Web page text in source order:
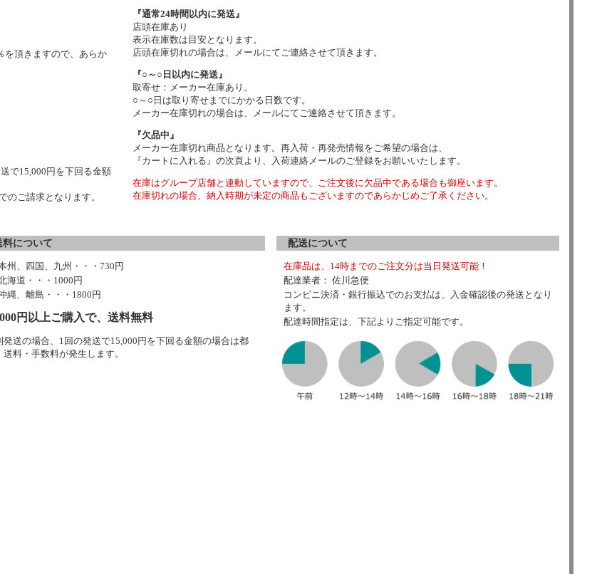
を頂きますので、あらか
で15,000円を下回る金額
のご請求となります。
『通常24時間以内に発送』
店頭在庫あり
表示在庫数は目安となります。
店頭在庫切れの場合は、メールにてご連絡させて頂きます。
『○～○日以内に発送』
取寄せ：メーカー在庫あり。
○～○日は取り寄せまでにかかる日数です。
メーカー在庫切れの場合は、メールにてご連絡させて頂きます。
『欠品中』
メーカー在庫切れ商品となります。再入荷・再発売情報をご希望の場合は、
『カートに入れる』の次頁より、入荷連絡メールのご登録をお願いいたします。
在庫はグループ店舗と連動していますので、ご注文後に欠品中である場合も御座います。
在庫切れの場合、納入時期が未定の商品もございますのであらかじめご了承ください。
料について
州、四国、九州・・・730円
海道・・・1000円
縄、離島・・・1800円
円以上ご購入で、送料無料
発送の場合、1回の発送で15,000円を下回る金額の場合は都
送料・手数料が発生します。
配送について
在庫品は、14時までのご注文分は当日発送可能！
配達業者： 佐川急便
コンビニ決済・銀行振込でのお支払は、入金確認後の発送となり
ます。
配達時間指定は、下記よりご指定可能です。